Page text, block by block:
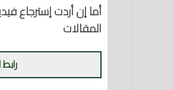
أما إن أردت إسترجاع
المقالات